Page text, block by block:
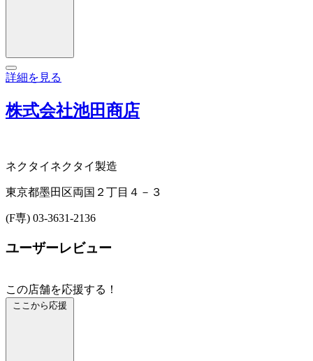
詳細を見る
株式会社池田商店
ネクタイ ネクタイ製造
東京都墨田区両国２丁目４－３
(F専) 03-3631-2136
ユーザーレビュー
この店舗を応援する！
ここから応援